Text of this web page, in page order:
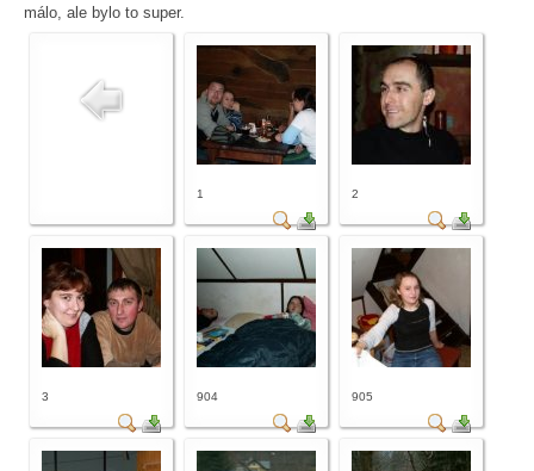
málo, ale bylo to super.
1 2
3 904 905